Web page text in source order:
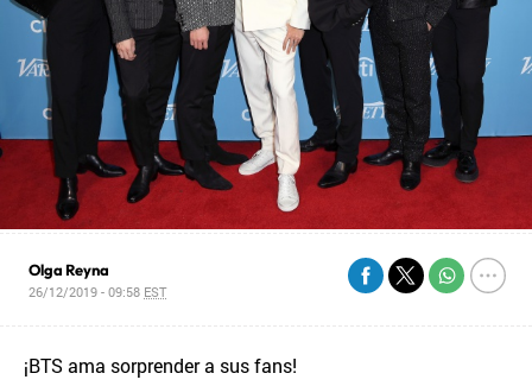
Olga Reyna
26/12/2019 - 09:58 EST
¡BTS ama sorprender a sus fans!